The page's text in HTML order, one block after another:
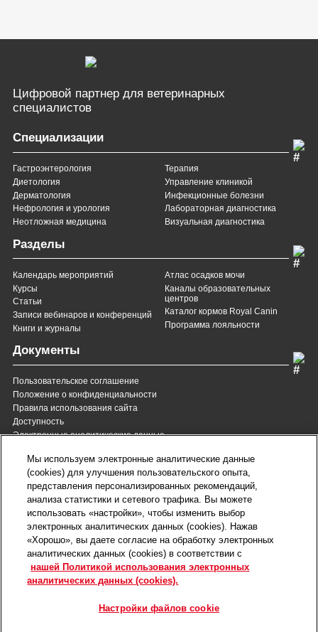
Цифровой партнер для ветеринарных
специалистов
Специализации
Гастроэнтерология
Диетология
Дерматология
Нефрология и урология
Неотложная медицина
Терапия
Управление клиникой
Инфекционные болезни
Лабораторная диагностика
Визуальная диагностика
Разделы
Календарь мероприятий
Курсы
Статьи
Записи вебинаров и конференций
Книги и журналы
Атлас осадков мочи
Каналы образовательных
центров
Каталог кормов Royal Canin
Программа лояльности
Документы
Пользовательское соглашение
Положение о конфиденциальности
Правила использования сайта
Доступность
Электронные аналитические данные
8 (800) 200-37-35
Служба Заботы для России
звонок бесплатный для
всех регионов России
8 (820) 007-137-35
Служба Заботы для
Республики Беларусь
contact@royalcanin.ru
Техническая поддержка
Карта сайта
Настройки файлов cookie
Входит в группу компаний Mars, Incorporated.
Мы используем электронные аналитические данные
(cookies) для улучшения пользовательского опыта,
представления персонализированных рекомендаций,
анализа статистики и сетевого трафика. Вы можете
использовать «настройки», чтобы изменить выбор
электронных аналитических данных (cookies). Нажав
«Хорошо», вы даете согласие на обработку электронных
аналитических данных (cookies) в соответствии с
нашей Политикой использования электронных
аналитических данных (cookies).
Настройки файлов cookie